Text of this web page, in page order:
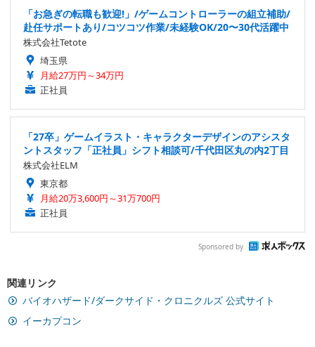
「お急ぎの転職も歓迎!」/ゲームコントローラーの組立補助/
赴任サポートあり/コツコツ作業/未経験OK/20〜30代活躍中
株式会社Tetote
埼玉県
月給27万円～34万円
正社員
「27卒」ゲームイラスト・キャラクターデザインのアシスタ
ントスタッフ「正社員」シフト相談可/千代田区丸の内2丁目
株式会社ELM
東京都
月給20万3,600円～31万700円
正社員
Sponsored by
関連リンク
バイオハザード/ダークサイド・クロニクルズ 公式サイト
イーカプコン